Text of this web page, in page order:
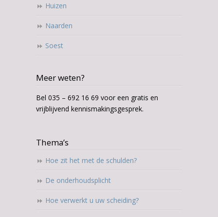
Huizen
Naarden
Soest
Meer weten?
Bel 035 – 692 16 69 voor een gratis en
vrijblijvend kennismakingsgesprek.
Thema’s
Hoe zit het met de schulden?
De onderhoudsplicht
Hoe verwerkt u uw scheiding?